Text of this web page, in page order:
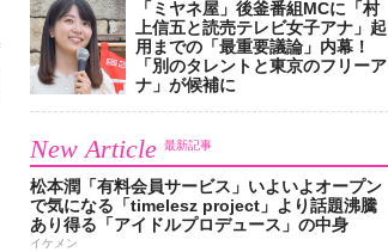
「ミヤネ屋」後釜番組MCに「村
上信五と読売テレビ女子アナ」起
用までの「最重要議論」内幕！
「別のタレントと東京のフリーア
ナ」が候補に
New Article 最新記事
松本潤「有料会員サービス」いよいよオープン
で気になる「timelesz project」より話題沸騰
あり得る「アイドルプロデュース」の中身
イケメン